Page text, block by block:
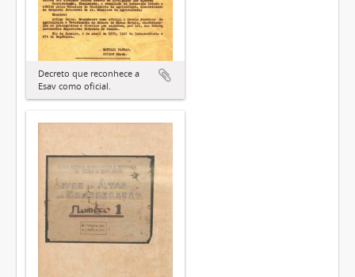
Decreto que reconhece a
Esav como oficial.